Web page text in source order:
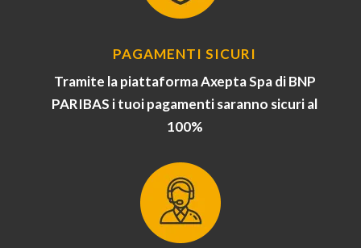
PAGAMENTI SICURI
Tramite la piattaforma Axepta Spa di BNP
PARIBAS i tuoi pagamenti saranno sicuri al
100%